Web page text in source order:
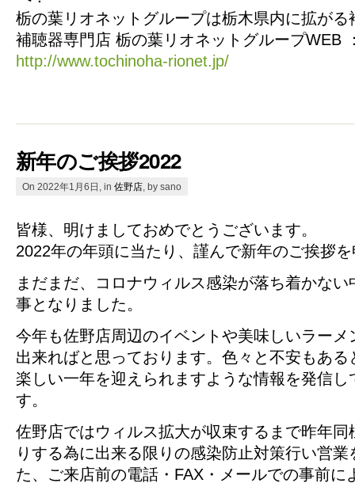
栃の葉リオネットグループは栃木県内に拡がる
補聴器専門店 栃の葉リオネットグループWEB
http://www.tochinoha-rionet.jp/
新年のご挨拶2022
On 2022年1月6日, in 佐野店 , by sano
皆様、明けましておめでとうございます。
2022年の年頭に当たり、謹んで新年のご挨拶
まだまだ、コロナウィルス感染が落ち着かな
事となりました。
今年も佐野店周辺のイベントや美味しいラー
出来ればと思っております。色々と不安もあ
楽しい一年を迎えられますような情報を発信し
す。
佐野店ではウィルス拡大が収束するまで昨年
りする為に出来る限りの感染防止対策行い営
た、ご来店前の電話・FAX・メールでの事前に